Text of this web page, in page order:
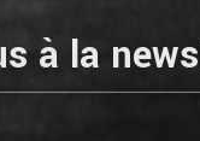
à la